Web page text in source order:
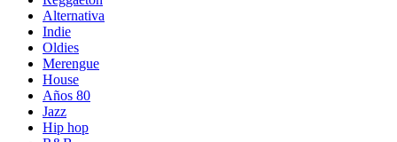
Alternativa
Indie
Oldies
Merengue
House
Años 80
Jazz
Hip hop